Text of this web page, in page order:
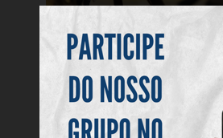
GERAL
Centenas de voos
cancelados em
de covid-19 e gripe